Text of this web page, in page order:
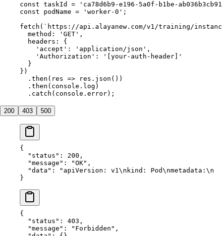
const taskId = 'ca78d6b9-e196-5a0f-b1be-
const podName = 'worker-0' ;
fetch ( `https://api.alayanew.com/v1/training/
  method:
'GET' ,
  headers: {
    'accept'
: 'application/json' ,
    'Authorization'
:
'[your-auth-header]'
  }
})
  .
then ( res => res. json ())
  .
then (console.log)
  .
catch (console.error);
200 403 500
{
  "status"
: 200 ,
  "message"
: "OK" ,
  "data"
: "apiVersion: v1\n kind: Pod\nmetadata: \n
}
{
  "status"
: 403 ,
  "message"
: "Forbidden" ,